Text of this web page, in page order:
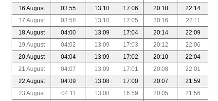
16 August
03:55 13:10 17:06 20:18
22:14
17 August
03:58 13:10 17:05 20:16
22:11
18 August
04:00 13:09 17:04 20:14
22:09
19 August
04:02 13:09 17:03 20:12
22:06
20 August
04:04 13:09 17:02 20:10
22:04
21 August
04:07 13:09 17:01 20:08
22:01
22 August
04:09 13:08 17:00 20:07
21:59
23 August
04:11 13:08 16:59 20:05
21:56